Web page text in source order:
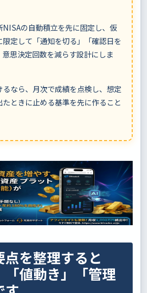
NISAの自動積立を先に固定し、仮
限定して「通知を切る」「確認日を
思決定回数を減らす設計にしま
るなら、月次で成績を点検し、想定
ときに止める基準を先に作ること
点を整理すると
「値動き」「管理